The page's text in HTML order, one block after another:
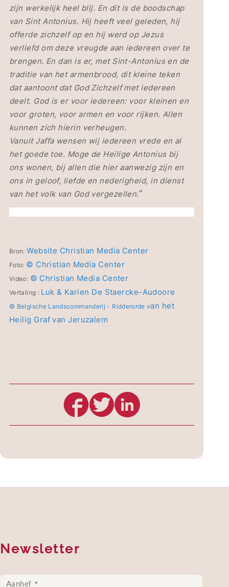
zijn werkelijk heel blij. En dit is de boodschap
van Sint Antonius. Hij heeft veel geleden, hij
offerde zichzelf op en hij werd op Jezus
verliefd om deze vreugde aan iedereen over te
brengen. En dan is er, met Sint-Antonius en de
traditie van het armenbrood, dit kleine teken
dat aantoont dat God Zichzelf met iedereen
deelt. God is er voor iedereen: voor kleinen en
voor groten, voor armen en voor rijken. Allen
kunnen zich hierin verheugen.
Vanuit Jaffa wensen wij iedereen vrede en al
het goede toe. Moge de Heilige Antonius bij
ons wonen, bij allen die hier aanwezig zijn en
ons in geloof, liefde en nederigheid, in dienst
van het volk van God vergezellen.”
Bron:Website Christian Media Center
Foto: © Christian Media Center
Video: © Christian Media Center
Vertaling : Luk & Karien De Staercke-Audoore
© Belgische Landscommanderij - Ridderorde van het
Heilig Graf van Jeruzalem
Newsletter